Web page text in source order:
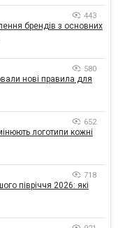
443
брендів з основних
580
нові правила для
652
логотипи кожні
718
півріччя 2026: які